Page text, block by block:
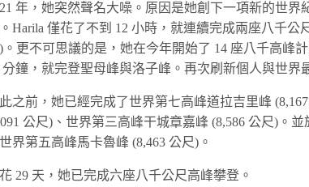
年，她突然聲名大噪。原因是她創下一項新的世
Harila 僅花了不到 12 小時，就連續完成兩座八千公
)。更不可思議的是，她在今年開始了 14 座八千高峰
分鐘，就完登聖母峰與洛子峰。再次刷新個人與世界
之前，她已經完成了世界第七高峰道拉吉里峰
公尺)、世界第三高峰干城章嘉峰 (8,586 公尺)。
界第五高峰馬卡魯峰 (8,463 公尺)。
29 天，她已完成六座八千公尺高峰攀登。